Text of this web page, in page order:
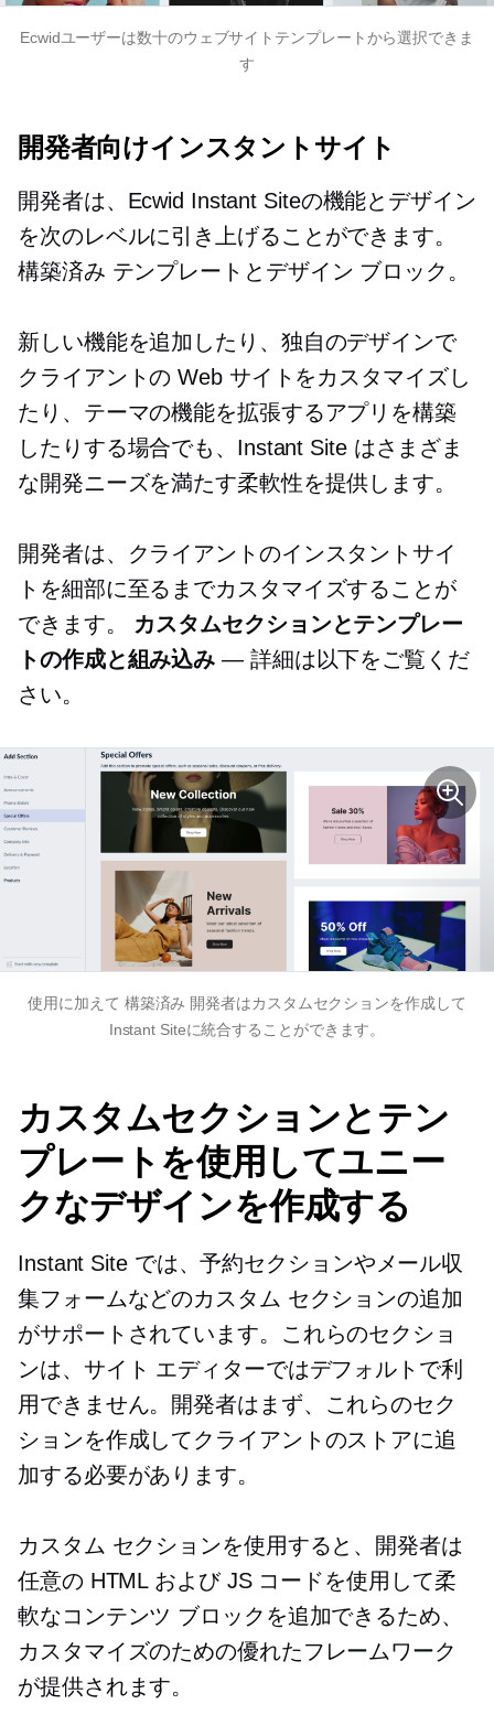
Ecwidユーザーは数十のウェブサイトテンプレートから選択できま
す
開発者向けインスタントサイト
開発者は、Ecwid Instant Siteの機能とデザイン
を次のレベルに引き上げることができます。
構築済み テンプレートとデザイン ブロック。
新しい機能を追加したり、独自のデザインで
クライアントの Web サイトをカスタマイズし
たり、テーマの機能を拡張するアプリを構築
したりする場合でも、Instant Site はさまざま
な開発ニーズを満たす柔軟性を提供します。
開発者は、クライアントのインスタントサイ
トを細部に至るまでカスタマイズすることが
できます。 カスタムセクションとテンプレー
トの作成と組み込み — 詳細は以下をご覧くだ
さい。
使用に加えて 構築済み 開発者はカスタムセクションを作成して
Instant Siteに統合することができます。
カスタムセクションとテン
プレートを使用してユニー
クなデザインを作成する
Instant Site では、予約セクションやメール収
集フォームなどのカスタム セクションの追加
がサポートされています。これらのセクショ
ンは、サイト エディターではデフォルトで利
用できません。開発者はまず、これらのセク
ションを作成してクライアントのストアに追
加する必要があります。
カスタム セクションを使用すると、開発者は
任意の HTML および JS コードを使用して柔
軟なコンテンツ ブロックを追加できるため、
カスタマイズのための優れたフレームワーク
が提供されます。